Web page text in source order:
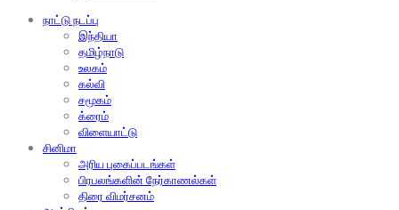
நாட்டு நடப்பு
இந்தியா
தமிழ்நாடு
உலகம்
கல்வி
சமூகம்
க்ரைம்
விளையாட்டு
சினிமா
அரிய புகைப்படங்கள்
பிரபலங்களின் நேர்காணல்கள்
திரை விமர்சனம்